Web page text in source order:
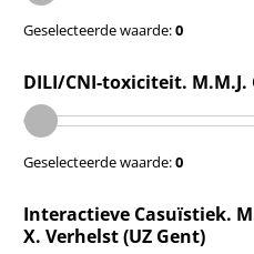
Geselecteerde waarde:0
DILI/CNI-toxiciteit. M.M.J.
Geselecteerde waarde:0
Interactieve Casuïstiek.
X. Verhelst (UZ Gent)